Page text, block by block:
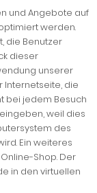
und Angebote auf
werden.
die Benutzer
dieser
unserer
Internetseite, die
bei jedem Besuch
weil dies
des
Ein weiteres
Shop. Der
in den virtuellen